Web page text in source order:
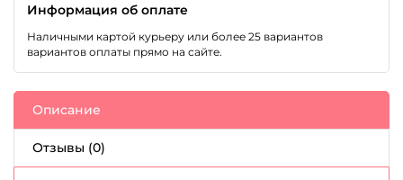
Информация об оплате
Наличными картой курьеру или более 25 вариантов
вариантов оплаты прямо на сайте.
Описание
Отзывы (0)